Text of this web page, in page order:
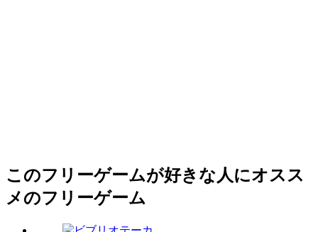
このフリーゲームが好きな人にオスス
メのフリーゲーム